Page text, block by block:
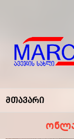
Სახლი
Მთავარი